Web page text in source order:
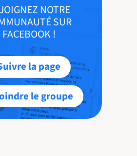
NOTRE
SUR
FACEBOOK !
la page
le groupe